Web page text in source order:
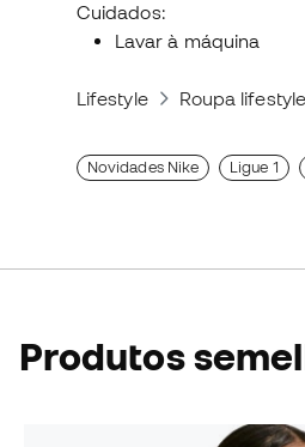
Cuidados:
Lavar à máquina
Lifestyle Roupa lifestyle
Novidades Nike Ligue 1
Produtos